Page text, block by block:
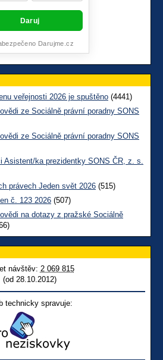
veřejnosti 2026 je spuštěno (4441)
ze Sociálně právní poradny SONS
ze Sociálně právní poradny SONS
Asistent/ka prezidentky SONS ČR, z. s.
právech Jeden svět 2026 (515)
č. 123 2026 (507)
na dotazy z pražské Sociálně
návštěv: 2 069 815
(od 28.10.2012)
technicky spravuje: